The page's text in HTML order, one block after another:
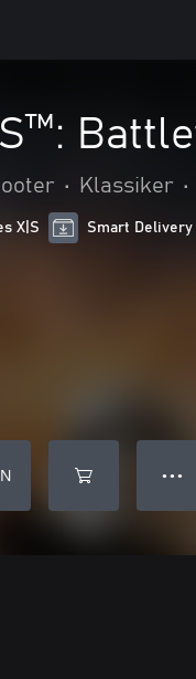
• Klassiker •
X|S Smart Delivery
● ● ●